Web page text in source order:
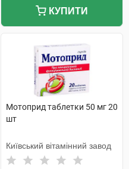
КУПИТИ
Мотоприд таблетки 50 мг 20
шт
Київський вітамінний завод